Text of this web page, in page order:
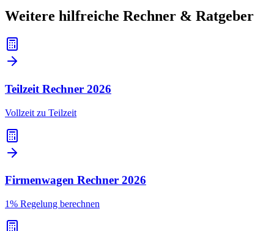
Weitere hilfreiche Rechner & Ratgeber
Teilzeit Rechner 2026
Vollzeit zu Teilzeit
Firmenwagen Rechner 2026
1% Regelung berechnen